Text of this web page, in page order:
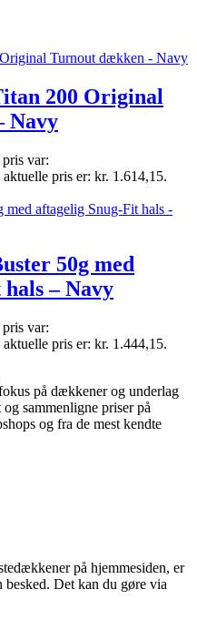
200 Original
Navy
var:
pris er: kr. 1.614,15.
50g med
– Navy
var:
pris er: kr. 1.444,15.
på dækkener og underlag
sammenligne priser på
og fra de mest kendte
på hjemmesiden, er
besked. Det kan du gøre via